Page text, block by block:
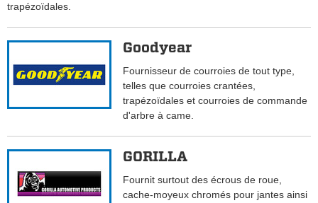
trapézoïdales.
Goodyear
Fournisseur de courroies de tout type,
telles que courroies crantées,
trapézoïdales et courroies de commande
d'arbre à came.
GORILLA
Fournit surtout des écrous de roue,
cache-moyeux chromés pour jantes ainsi